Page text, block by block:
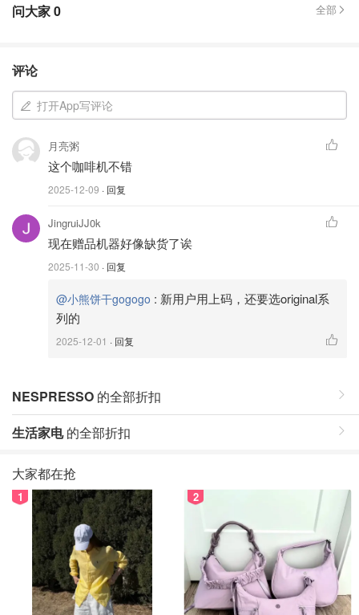
问大家0 全部
评论
打开App写评论
月亮粥
这个咖啡机不错
2025-12-09 · 回复
JingruiJJ0k
现在赠品机器好像缺货了诶
2025-11-30 · 回复
@小熊饼干gogogo : 新用户用上码，还要选original系
列的
2025-12-01 · 回复
NESPRESSO 的全部折扣
生活家电的全部折扣
大家都在抢
1 2